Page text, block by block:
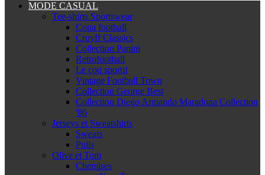
MODE CASUAL
Tee-shirts Sportswear
Copa football
Cruyff Classics
Collection Panini
Retrofootball
Le coq sportif
Vintage Football Town
Collection George Best
Collection Diego Armando Maradona Collection
'86
Jerseys et Sweatshirts
Sweats
Pulls
Olive et Tom
Chemises